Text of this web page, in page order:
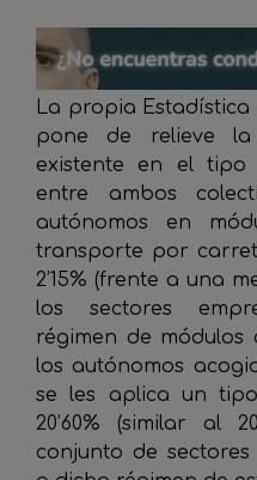
La propia
pone de relieve la
existente en el tipo
entre ambos
autónomos en
transporte por
2’15% (frente a una
los sectores
régimen de módulos
los autónomos
se les aplica un
20’60% (similar al
conjunto de